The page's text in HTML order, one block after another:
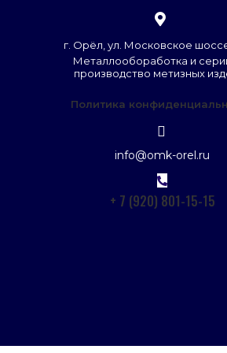
г. Орёл, ул. Московское шоссе,
Металлообоработка и
производство метизных
Политика
info@omk-orel.ru
+ 7 (920) 801-15-15